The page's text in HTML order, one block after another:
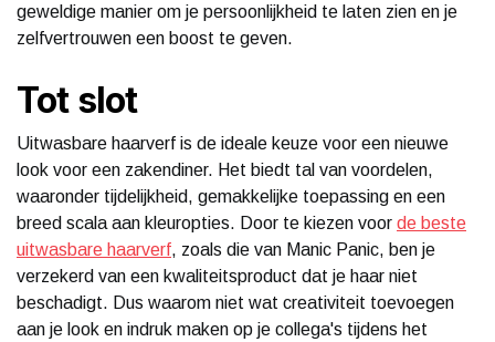
geweldige manier om je persoonlijkheid te laten zien en je
zelfvertrouwen een boost te geven.
Tot slot
Uitwasbare haarverf is de ideale keuze voor een nieuwe
look voor een zakendiner. Het biedt tal van voordelen,
waaronder tijdelijkheid, gemakkelijke toepassing en een
breed scala aan kleuropties. Door te kiezen voor de beste
uitwasbare haarverf, zoals die van Manic Panic, ben je
verzekerd van een kwaliteitsproduct dat je haar niet
beschadigt. Dus waarom niet wat creativiteit toevoegen
aan je look en indruk maken op je collega's tijdens het